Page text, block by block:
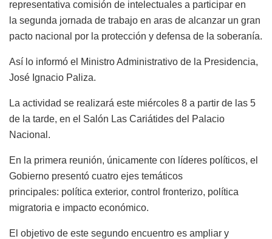
representativa comisión de intelectuales a participar en
la segunda jornada de trabajo en aras de alcanzar un gran
pacto nacional por la protección y defensa de la soberanía.
Así lo informó el Ministro Administrativo de la Presidencia,
José Ignacio Paliza.
La actividad se realizará este miércoles 8 a partir de las 5
de la tarde, en el Salón Las Cariátides del Palacio
Nacional.
En la primera reunión, únicamente con líderes políticos, el
Gobierno presentó cuatro ejes temáticos
principales: política exterior, control fronterizo, política
migratoria e impacto económico.
El objetivo de este segundo encuentro es ampliar y